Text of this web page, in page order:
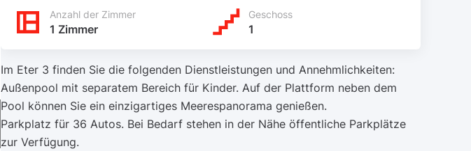
Anzahl der Zimmer
1 Zimmer
Geschoss
1
Im Eter 3 finden Sie die folgenden Dienstleistungen und Annehmlichkeiten:
Außenpool mit separatem Bereich für Kinder. Auf der Plattform neben dem
Pool können Sie ein einzigartiges Meerespanorama genießen.
Parkplatz für 36 Autos. Bei Bedarf stehen in der Nähe öffentliche Parkplätze
zur Verfügung.